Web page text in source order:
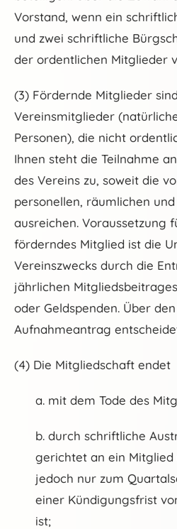
Vorstand, wenn ein
und zwei schriftliche
der ordentlichen Mitglieder
(3) Fördernde Mitglieder
Vereinsmitglieder
Personen), die nicht
Ihnen steht die Teilnahme
des Vereins zu, soweit die
personellen, räumlichen
ausreichen. Voraussetzung
förderndes Mitglied ist die
Vereinszwecks durch die
jährlichen
oder Geldspenden. Über
Aufnahmeantrag
(4) Die Mitgliedschaft endet
a. mit dem Tode des
b. durch schriftliche
gerichtet an ein Mitglied
jedoch nur zum
einer Kündigungsfrist
ist;